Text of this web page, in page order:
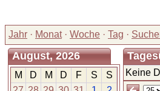
Jahr · Monat· Woche · Tag ·
August, 2026
M D M D F S
S
Keine